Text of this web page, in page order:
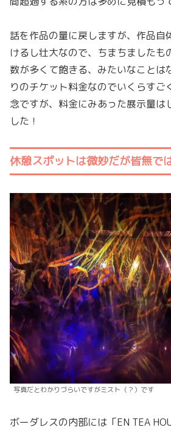
話を作品の量に戻しますが、作品自
けるし壮大なので、ちまちましたも
数が多くて飽きる、みたいなことは
りのチケット料金なのでいくらすご
念ですが、料金にみあった展示量は
した！
休憩スポットは微妙だが皆無で
写真だとわかりづらいですがミスト（？）です
ボーダレスの内部には「EN TEA